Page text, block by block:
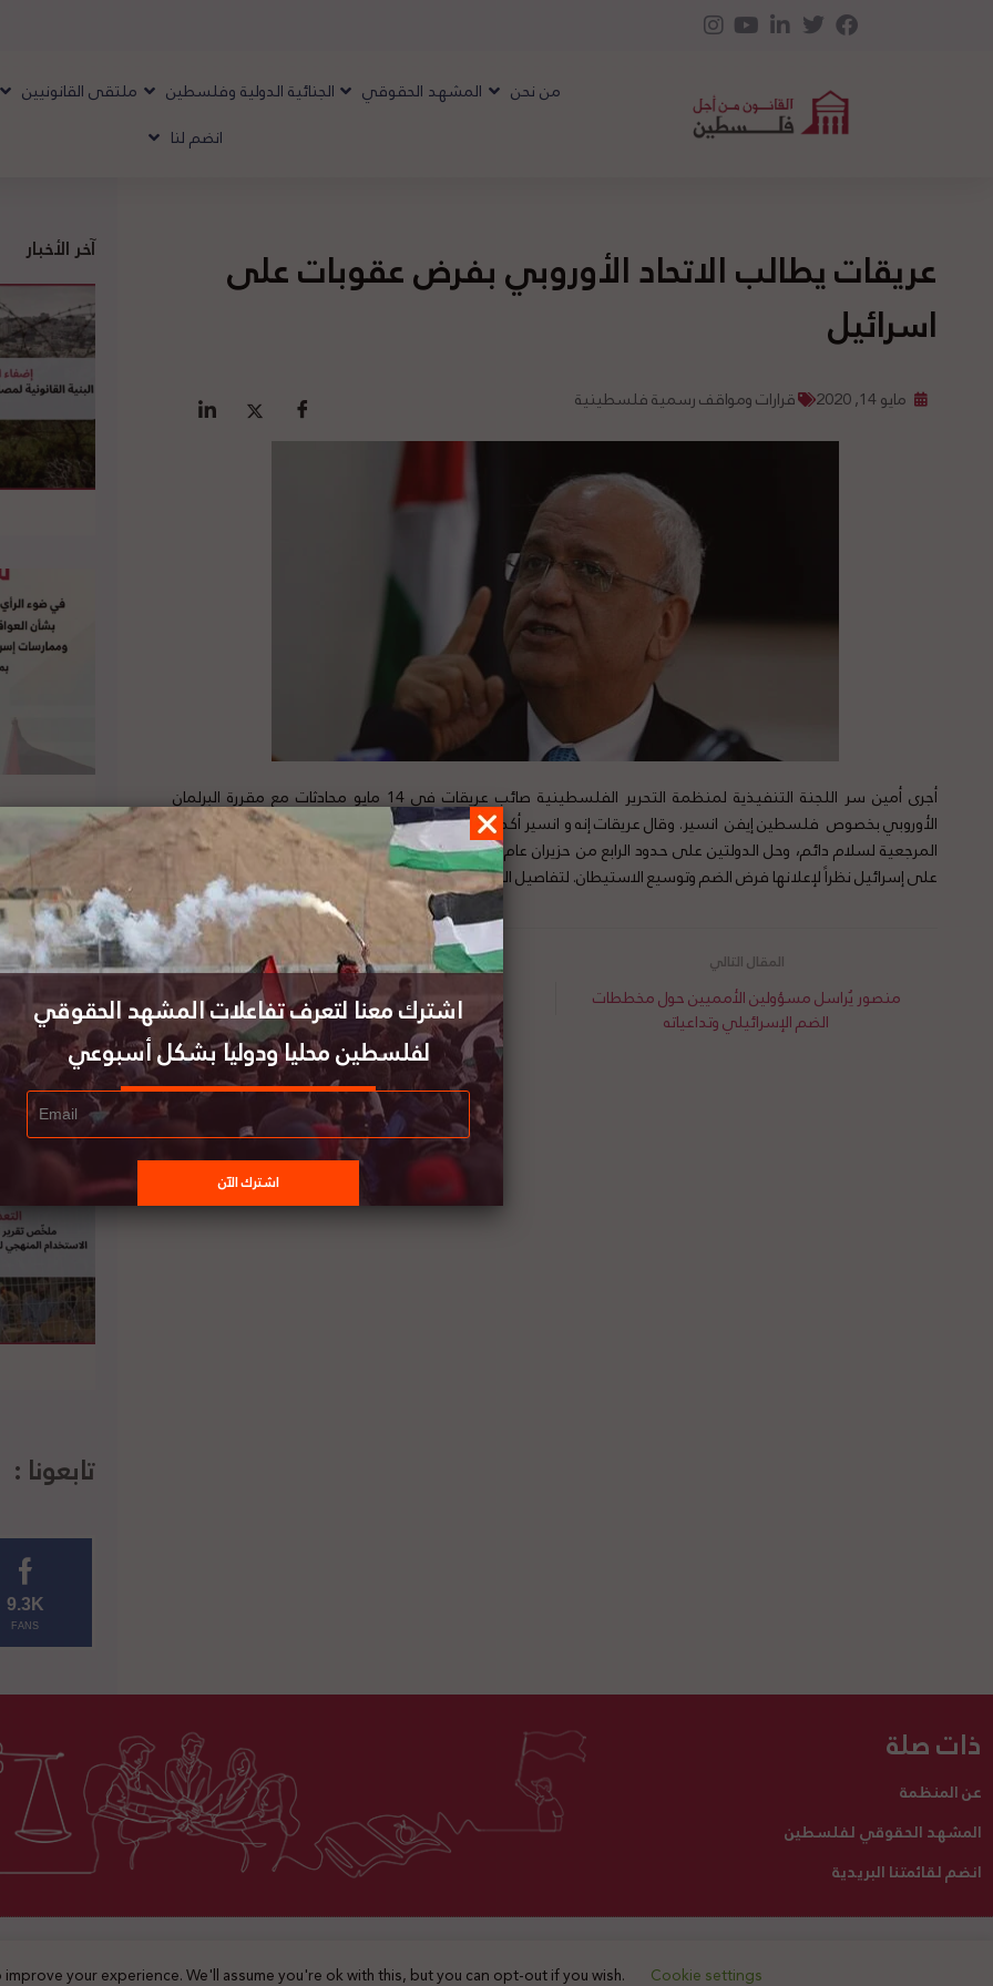
من نحن المشهد الحقوقي الجنائية الدولية وفلسطين ملتقى القانونيين
انضم لنا
عريقات يطالب الاتحاد الأوروبي بفرض عقوبات على
اسرائيل
مايو 14, 2020 قرارات ومواقف رسمية فلسطينية
أجرى أمين سر اللجنة التنفيذية لمنظمة التحرير الفلسطينية صائب عريقات في 14 مايو محادثات مع مقررة البرلمان
الأوروبي بخصوص فلسطين إيفن انسير. وقال عريقات إنه و انسير أكدا على أن القانون الدولي وقرارات الأمم المتحدة هي
المرجعية لسلام دائم، وحل الدولتين على حدود الرابع من حزيران عام 1967. وأضاف: طالبنا الاتحاد الأوروبي بفرض عقوبات
على إسرائيل نظراً لإعلانها فرض الضم وتوسيع الاستيطان. لتفاصيل الخبر ومصدره الأصلي،هنا
غيشا تنشر تحديثاً عن عمل المعابر بغزة
منصور يُراسل مسؤولين الأمميين حول مخططات
الضم الإسرائيلي وتداعياته
آخر الأخبار
تابعونا :
9.3K
FANS
ذات صلة
عن المنظمة
المشهد الحقوقي لفلسطين
انضم لقائمتنا البريدية
اتصل بنا تبرع لنا 2025 © جميع الحقوق محفوظة
your experience. We'll assume you're ok with this, but you can opt-out if you wish. Cookie settings
اشترك معنا لتعرف تفاعلات المشهد الحقوقي
لفلسطين محليا ودوليا بشكل أسبوعي